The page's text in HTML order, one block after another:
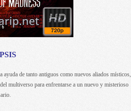
de tanto antiguos como nuevos aliados místicos,
multiverso para enfrentarse a un nuevo y misterioso